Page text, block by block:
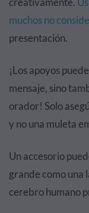
muchos no
presentación.
¡Los apoyos
mensaje, sino
orador! Solo
y no una muleta
Un accesorio
grande como una
cerebro humano